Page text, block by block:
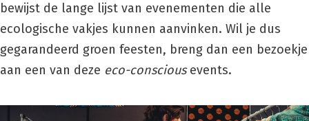
bewijst de lange lijst van evenementen die alle
ecologische vakjes kunnen aanvinken. Wil je dus
gegarandeerd groen feesten, breng dan een bezoekje
aan een van deze eco-consciousevents.